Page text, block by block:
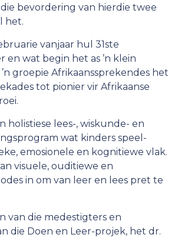
bevordering van hierdie twee
het.
vanjaar hul 31ste
en wat begin het as ’n klein
groepie Afrikaanssprekendes het
tot pionier vir Afrikaanse
holistiese lees-, wiskunde- en
wat kinders speel-
emosionele en kognitiewe vlak.
visuele, ouditiewe en
in om van leer en lees pret te
van die medestigters en
die Doen en Leer-projek, het dr.